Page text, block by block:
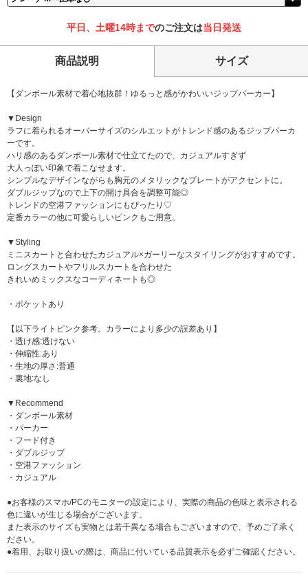
平日、土曜14時までのご注文は当日発送
商品説明 サイズ
【ダンボール素材で着心地抜群！ゆるっと感がかわいいジップパーカー】
▼Design
ラフに着られるオーバーサイズのシルエットがトレンド感のあるジップパーカ
ーです。
ハリ感のあるダンボール素材で仕立てたので、カジュアルすぎず
大人っぽい印象で着こなせます。
シンプルなデザインながらも胸元のメタリックなプレートがアクセントに。
ダブルジップなので上下の開け具合を調整可能◎
トレンドの空港ファッションにもぴったり♡
定番カラーの他に可愛らしいピンクもご用意。
▼Styling
ミニスカートと合わせたカジュアル×ガーリーなスタイリングがおすすめです。
ロングスカートやフリルスカートを合わせた
きれいめミックスなコーディネートも◎
・ポケットあり
【以下ライトピンク参考。カラーにより多少の誤差あり】
・透け感:透けない
・伸縮性:あり
・生地の厚さ:普通
・裏地:なし
▼Recommend
・ダンボール素材
・パーカー
・フード付き
・ダブルジップ
・空港ファッション
・カジュアル
●お客様のスマホ/PCのモニターの設定により、実際の商品の色味と表示される
色に違いが生じる場合がございます。
また表示のサイズも実物とは若干異なる場合もございますので、予めご了承く
ださい。
●着用、お取り扱いの際は、商品に付いている品質表示を必ずご確認ください。